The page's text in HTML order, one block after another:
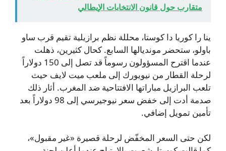
متقارب حول قانون الانتخابات الإيطالي
ينا را كوريا دا كوستا، محللة نظم برازيلية تقيم قرب ساو
باولو، ستحضر مونديالها السابع. كحال كثيرين، ذهلت
عندما اقترح المسؤولون رسوماً قد تصل إلى 150 دولاراً
لرحلة القطار من نيويورك إلى ملعب ميت لايف حيث
تلعب البرازيل مباراتها الافتتاحية ضد المغرب. أثار ذلك
صدمة أدت إلى خفض سعر نيوجيرسي إلى 98 دولاراً بعد
تأمين تمويل إضافي.
لكن حتى السعر المخفّض لرحلة قصيرة «غير مقبول»،